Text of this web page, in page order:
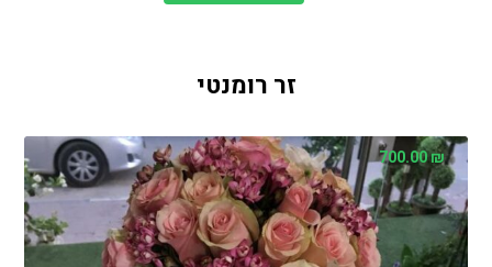
זר רומנטי
700.00₪